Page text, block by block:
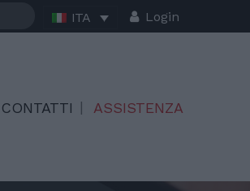
ITA Login
CONTATTI ASSISTENZA